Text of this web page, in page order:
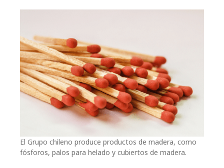
El Grupo chileno produce productos de madera, como
fósforos, palos para helado y cubiertos de madera.